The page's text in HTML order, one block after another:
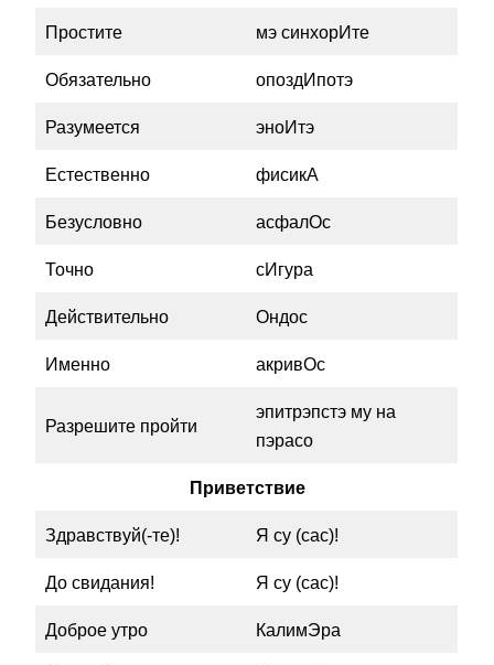
Простите мэ синхорИте
Обязательно опоздИпотэ
Разумеется эноИтэ
Естественно фисикА
Безусловно асфалОс
Точно сИгура
Действительно Ондос
Именно акривОс
Разрешите пройти
эпитрэпстэ му на
пэрасо
Приветствие
Здравствуй(-те)! Я су (сас)!
До свидания! Я су (сас)!
Доброе утро КалимЭра